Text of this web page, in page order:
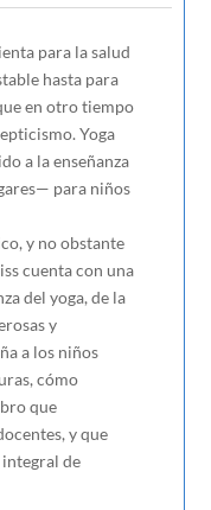
para la salud
hasta para
en otro tiempo
Yoga
a la enseñanza
para niños
y no obstante
cuenta con una
del yoga, de la
y
a los niños
cómo
que
y que
de